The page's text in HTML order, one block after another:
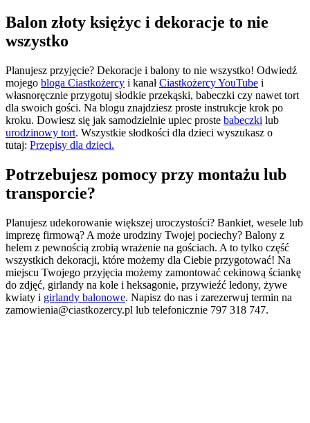
Balon złoty księżyc i dekoracje to nie
wszystko
Planujesz przyjęcie? Dekoracje i balony to nie wszystko! Odwiedź
mojego bloga Ciastkożercy i kanałCiastkożercy YouTube i
własnoręcznie przygotuj słodkie przekąski, babeczki czy nawet tort
dla swoich gości. Na blogu znajdziesz proste instrukcje krok po
kroku. Dowiesz się jak samodzielnie upiec proste babeczki lub
urodzinowy tort. Wszystkie słodkości dla dzieci wyszukasz o
tutaj: Przepisy dla dzieci.
Potrzebujesz pomocy przy montażu lub
transporcie?
Planujesz udekorowanie większej uroczystości? Bankiet, wesele lub
imprezę firmową? A może urodziny Twojej pociechy? Balony z
helem z pewnością zrobią wrażenie na gościach. A to tylko część
wszystkich dekoracji, które możemy dla Ciebie przygotować! Na
miejscu Twojego przyjęcia możemy zamontować cekinową ściankę
do zdjęć, girlandy na kole i heksagonie, przywieźć ledony, żywe
kwiaty i girlandy balonowe. Napisz do nas i zarezerwuj termin na
zamowienia@ciastkozercy.pl lub telefonicznie 797 318 747.